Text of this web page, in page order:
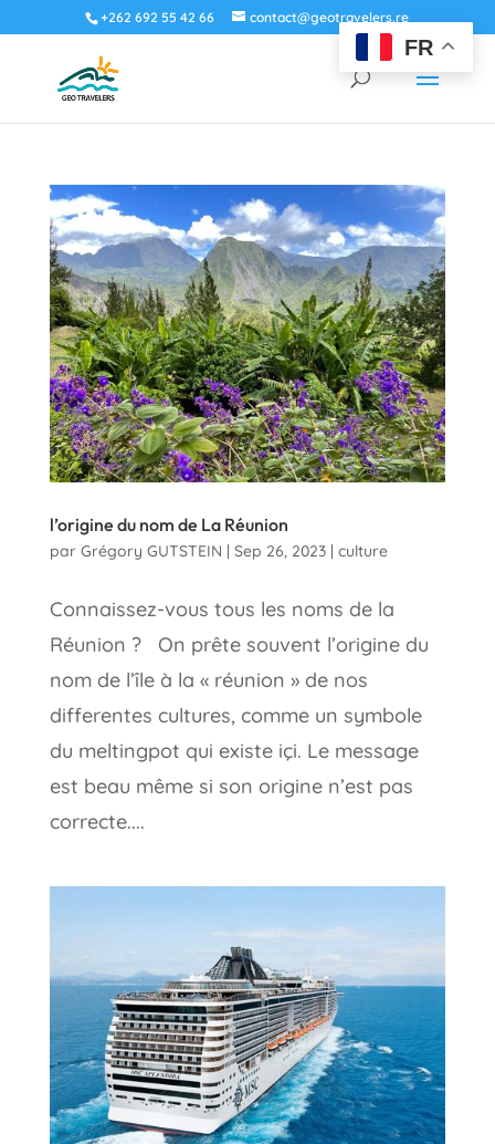
+262 692 55 42 66 contact@geotravelers.re
l’origine du nom de La Réunion
par Grégory GUTSTEIN | Sep 26, 2023| culture
Connaissez-vous tous les noms de la
Réunion ? On prête souvent l’origine du
nom de l’île à la « réunion » de nos
differentes cultures, comme un symbole
du meltingpot qui existe içi. Le message
est beau même si son origine n’est pas
correcte....
FR